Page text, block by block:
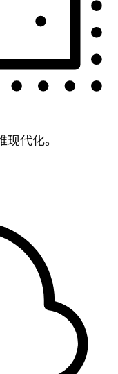
代化。